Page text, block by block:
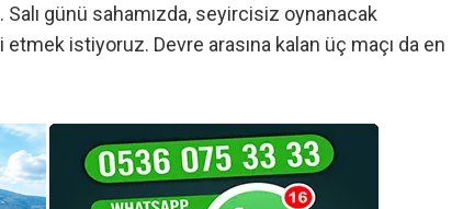
günü sahamızda, seyircisiz oynanacak
istiyoruz. Devre arasına kalan üç maçı da en